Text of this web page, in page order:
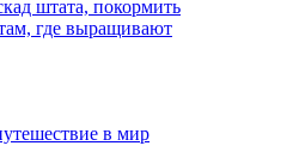
штата, покормить
где выращивают